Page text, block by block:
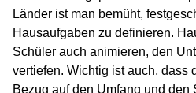
Länder ist man bemüht,
Hausaufgaben zu definieren.
Schüler auch animieren, den
vertiefen. Wichtig ist auch, dass
Bezug auf den Umfang und den